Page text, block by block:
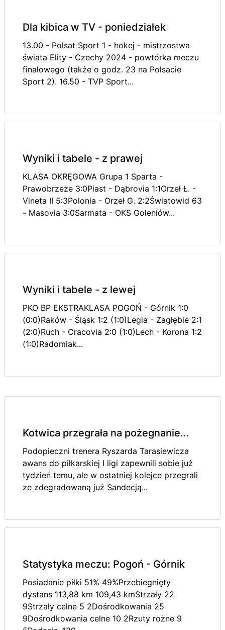
Dla kibica w TV - poniedziałek
13.00 - Polsat Sport 1 - hokej - mistrzostwa
świata Elity - Czechy 2024 - powtórka meczu
finałowego (także o godz. 23 na Polsacie
Sport 2). 16.50 - TVP Sport...
Wyniki i tabele - z prawej
KLASA OKRĘGOWA Grupa 1 Sparta -
Prawobrzeże 3:0Piast - Dąbrovia 1:1Orzeł Ł. -
Vineta II 5:3Polonia - Orzeł G. 2:2Światowid 63
- Masovia 3:0Sarmata - OKS Goleniów...
Wyniki i tabele - z lewej
PKO BP EKSTRAKLASA POGOŃ - Górnik 1:0
(0:0)Raków - Śląsk 1:2 (1:0)Legia - Zagłębie 2:1
(2:0)Ruch - Cracovia 2:0 (1:0)Lech - Korona 1:2
(1:0)Radomiak...
Kotwica przegrała na pożegnanie...
Podopieczni trenera Ryszarda Tarasiewicza
awans do piłkarskiej I ligi zapewnili sobie już
tydzień temu, ale w ostatniej kolejce przegrali
ze zdegradowaną już Sandecją...
Statystyka meczu: Pogoń - Górnik
Posiadanie piłki 51% 49%Przebiegnięty
dystans 113,88 km 109,43 kmStrzały 22
9Strzały celne 5 2Dośrodkowania 25
9Dośrodkowania celne 10 2Rzuty rożne 9